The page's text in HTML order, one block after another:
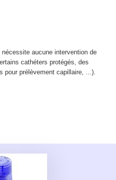
aucune intervention de
cathéters protégés, des
pour prélèvement capillaire, ...).